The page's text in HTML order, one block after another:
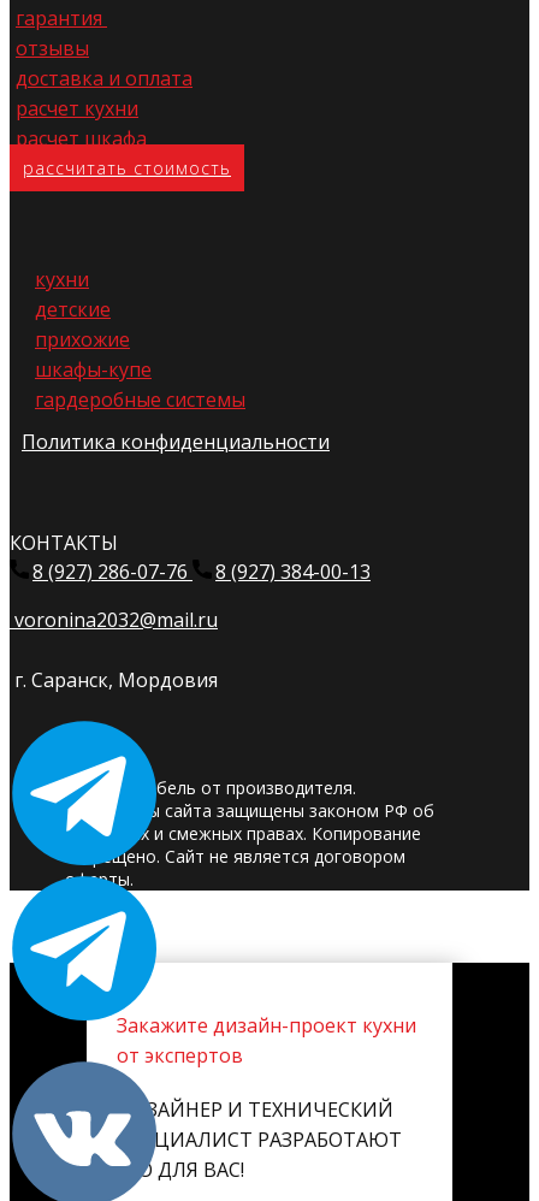
гарантия
отзывы
доставка и оплата
расчет кухни
расчет шкафа
расс​читать стоимость
кухни
детские
прихожие
шкафы-купе
гардеробные системы
Политика конфиденциальности
КОНТАКТЫ
8 (927) 286-07-76
8 (927) 384-00-13
voronina2032@mail.ru
г. Саранск, Мордовия
© 2025. Мебель от производителя.
Материалы сайта защищены законом РФ об
авторских и смежных правах. Копирование
запрещено. Сайт не является договором
оферты.
Закажите дизайн-проект кухни
от экспертов
ДИЗАЙНЕР И ТЕХНИЧЕСКИЙ
СПЕЦИАЛИСТ РАЗРАБОТАЮТ
ЕГО ДЛЯ ВАС!